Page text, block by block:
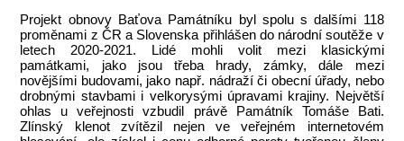
Projekt obnovy Baťova Památníku byl spolu s dalšími 118
proměnami z ČR a Slovenska přihlášen do národní soutěže v
letech 2020-2021. Lidé mohli volit mezi klasickými
památkami, jako jsou třeba hrady, zámky, dále mezi
novějšími budovami, jako např. nádraží či obecní úřady, nebo
drobnými stavbami i velkorysými úpravami krajiny. Největší
ohlas u veřejnosti vzbudil právě Památník Tomáše Bati.
Zlínský klenot zvítězil nejen ve veřejném internetovém